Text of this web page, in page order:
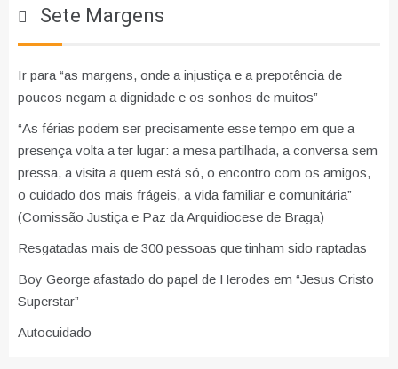
Sete Margens
Ir para “as margens, onde a injustiça e a prepotência de
poucos negam a dignidade e os sonhos de muitos”
“As férias podem ser precisamente esse tempo em que a
presença volta a ter lugar: a mesa partilhada, a conversa sem
pressa, a visita a quem está só, o encontro com os amigos,
o cuidado dos mais frágeis, a vida familiar e comunitária”
(Comissão Justiça e Paz da Arquidiocese de Braga)
Resgatadas mais de 300 pessoas que tinham sido raptadas
Boy George afastado do papel de Herodes em “Jesus Cristo
Superstar”
Autocuidado